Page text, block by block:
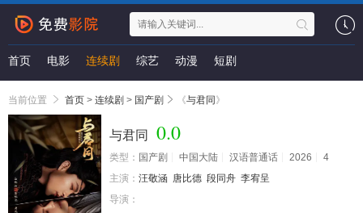
首页 电影 连续剧 综艺 动漫 短剧
当前位置 首页 > 连续剧 > 国产剧 《与君同 》
与君同 0.0
类型： 国产剧 中国大陆 汉语普通话 2026
4
主演： 汪敬涵 唐比德 段同舟 李宥呈
导演：